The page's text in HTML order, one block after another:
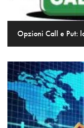
Opzioni Call e Put: